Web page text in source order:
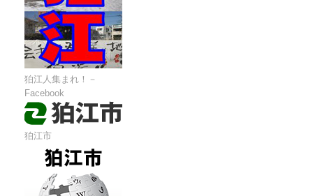
狛江人集まれ！－
Facebook
狛江市